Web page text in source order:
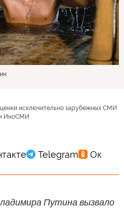
исключительно зарубежных СМИ
ИноСМИ
Путина вызвало